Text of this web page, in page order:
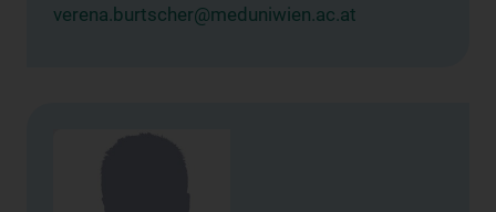
verena.burtscher@meduniwien.ac.at